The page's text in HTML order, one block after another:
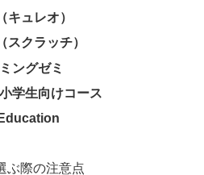
キュレオ）
クラッチ）
ングゼミ
学生向けコース
ぶ際の注意点